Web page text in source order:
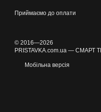
Приймаємо до оплати
© 2016—2026
PRISTAVKA.com.ua — СМАРТ
Мобільна версія